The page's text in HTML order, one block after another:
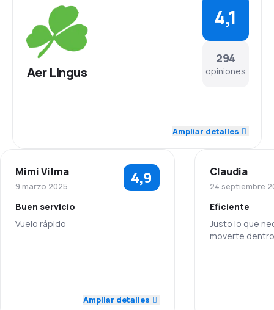
Aer Lingus
294
opiniones
4,1
Red de conexiones 4,2
Precio del billete 3,8
4,1
Ampliar detalles
Mimi Vilma
9 marzo 2025 4,9
Buen servicio
Vuelo rápido
Ampliar detalles
Claudia
24 septiembre
Eficiente
Justo lo que
moverte